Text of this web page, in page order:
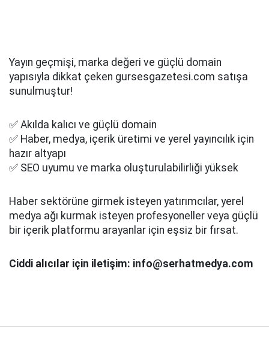
Yayın geçmişi, marka değeri ve güçlü domain
yapısıyla dikkat çeken gursesgazetesi.com satışa
sunulmuştur!
✅ Akılda kalıcı ve güçlü domain
✅ Haber, medya, içerik üretimi ve yerel yayıncılık için
hazır altyapı
✅ SEO uyumu ve marka oluşturulabilirliği yüksek
Haber sektörüne girmek isteyen yatırımcılar, yerel
medya ağı kurmak isteyen profesyoneller veya güçlü
bir içerik platformu arayanlar için eşsiz bir fırsat.
Ciddi alıcılar için iletişim: info@serhatmedya.com